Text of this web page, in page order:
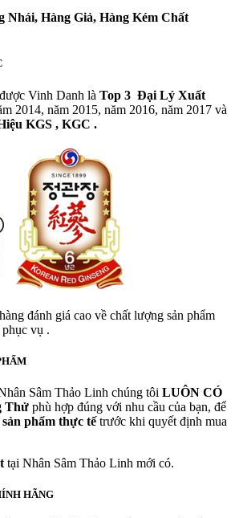
Nhái, Hàng Giả, Hàng Kém Chất
Vinh Danh là Top 3 Đại Lý Xuất
2014, năm 2015, năm 2016, năm 2017 và
KGS , KGC .
đánh giá cao về chất lượng sản phẩm
vụ .
Sâm Thảo Linh chúng tôi LUÔN CÓ
Thử phù hợp đúng với nhu cầu của bạn, để
phẩm thực tếtrước khi quyết định mua
tại Nhân Sâm Thảo Linh mới có.
HÃNG